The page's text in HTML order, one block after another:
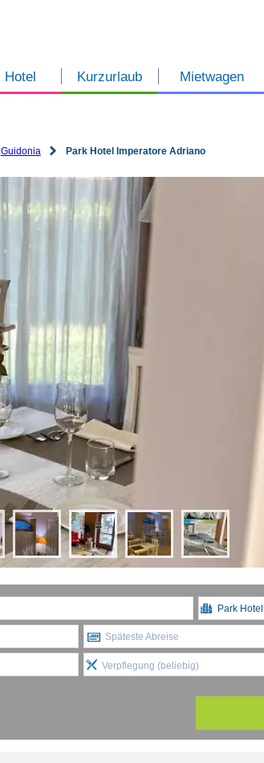
Hotel Kurzurlaub Mietwagen
Guidonia Park Hotel Imperatore Adriano
Späteste Abreise
Verpflegung (beliebig)